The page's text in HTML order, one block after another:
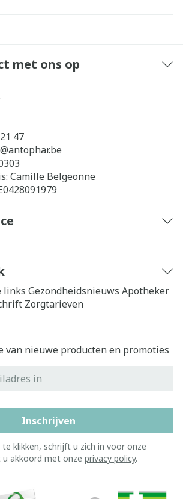
met ons op
47
antophar.be
Camille Belgeonne
links Gezondheidsnieuws Apotheker
Zorgtarieven
van nieuwe producten en promoties
Inschrijven
klikken, schrijft u zich in voor onze
akkoord met onze privacy policy.